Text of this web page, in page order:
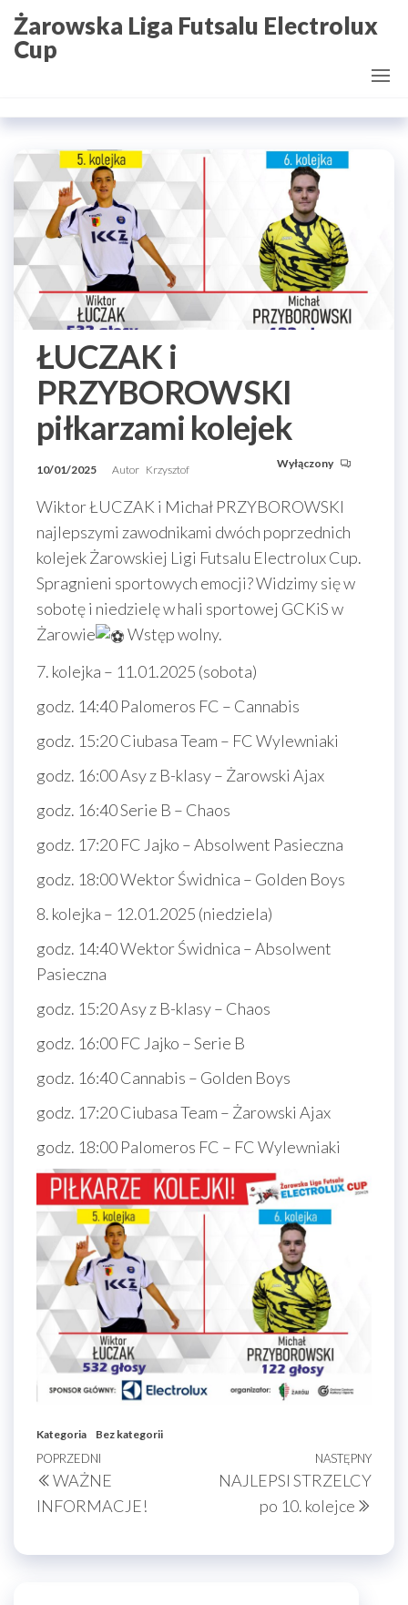
Przejdź
do
treści
Żarowska Liga Futsalu Electrolux
Cup
ŁUCZAK i
PRZYBOROWSKI
piłkarzami kolejek
10/01/2025 Autor Krzysztof Wyłączony
Wiktor ŁUCZAK i Michał PRZYBOROWSKI
najlepszymi zawodnikami dwóch poprzednich
kolejek Żarowskiej Ligi Futsalu Electrolux Cup.
Spragnieni sportowych emocji? Widzimy się w
sobotę i niedzielę w hali sportowej GCKiS w
Żarowie
Wstęp wolny.
7. kolejka – 11.01.2025 (sobota)
godz. 14:40 Palomeros FC – Cannabis
godz. 15:20 Ciubasa Team – FC Wylewniaki
godz. 16:00 Asy z B-klasy – Żarowski Ajax
godz. 16:40 Serie B – Chaos
godz. 17:20 FC Jajko – Absolwent Pasieczna
godz. 18:00 Wektor Świdnica – Golden Boys
8. kolejka – 12.01.2025 (niedziela)
godz. 14:40 Wektor Świdnica – Absolwent
Pasieczna
godz. 15:20 Asy z B-klasy – Chaos
godz. 16:00 FC Jajko – Serie B
godz. 16:40 Cannabis – Golden Boys
godz. 17:20 Ciubasa Team – Żarowski Ajax
godz. 18:00 Palomeros FC – FC Wylewniaki
Kategoria Bez kategorii
Nawigacja
wpisu
Poprzedni
wpis
POPRZEDNI
WAŻNE
INFORMACJE!
NASTĘPNY
NAJLEPSI STRZELCY
po 10. kolejce